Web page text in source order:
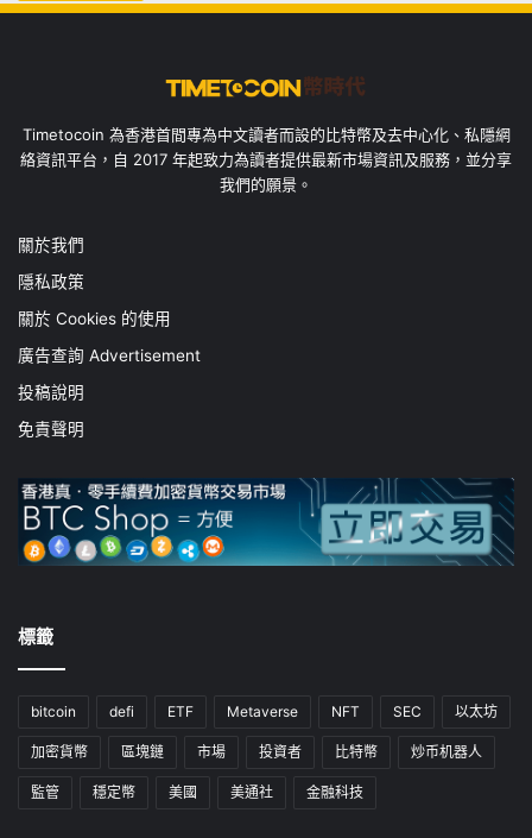
Timetocoin 為香港首間專為中文讀者而設的比特幣及去中心化、私隱網
絡資訊平台，自 2017 年起致力為讀者提供最新市場資訊及服務，並分享
我們的願景。
關於我們
隱私政策
關於 Cookies 的使用
廣告查詢 Advertisement
投稿說明
免責聲明
標籤
bitcoin defi ETF Metaverse NFT SEC 以太坊
加密貨幣 區塊鏈 市場 投資者 比特幣 炒币机器人
監管 穩定幣 美國 美通社 金融科技